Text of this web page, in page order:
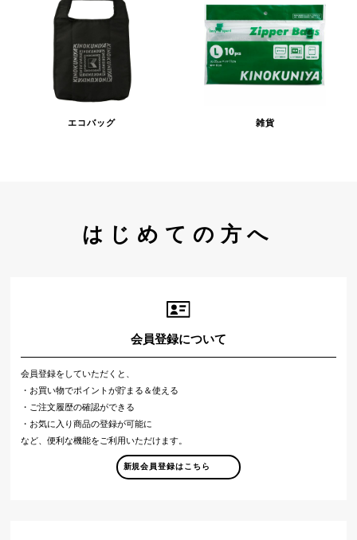
エコバッグ 雑貨
はじめての方へ
会員登録について
会員登録をしていただくと、
・お買い物でポイントが貯まる＆使える
・ご注文履歴の確認ができる
・お気に入り商品の登録が可能に
など、便利な機能をご利用いただけます。
新規会員登録はこちら